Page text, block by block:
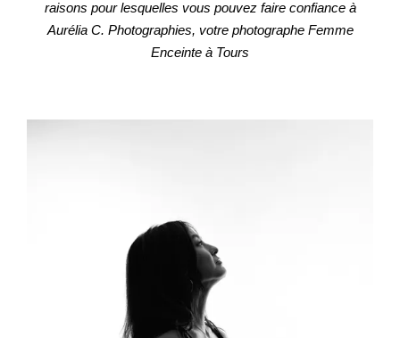
raisons pour lesquelles vous pouvez faire confiance à
Aurélia C. Photographies, votre photographe Femme
Enceinte à Tours